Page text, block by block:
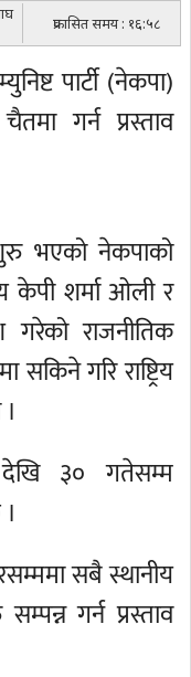
प्रकासित समय : १६:५८
पार्टी (नेकपा)
गर्न प्रस्ताव
भएको नेकपाको
केपी शर्मा ओली र
गरेको राजनीतिक
गरि राष्ट्रिय
३० गतेसम्म
सबै स्थानीय
गर्न प्रस्ताव